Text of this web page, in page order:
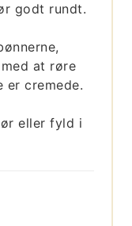
godt rundt.
at røre
er cremede.
eller fyld i